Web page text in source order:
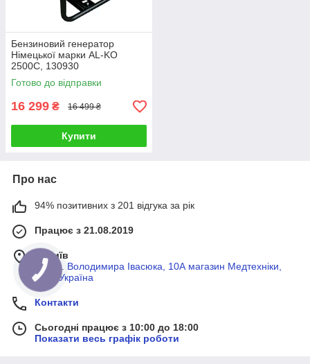
Бензиновий генератор
Німецької марки AL-KO
2500C, 130930
Готово до відправки
16 299 ₴ 16 499 ₴
Купити
Про нас
94% позитивних з 201 відгука за рік
Працює з 21.08.2019
м. Київ
просп. Володимира Івасюка, 10А магазин Медтехніки,
Київ, Україна
Контакти
Сьогодні працює з 10:00 до 18:00
Показати весь графік роботи